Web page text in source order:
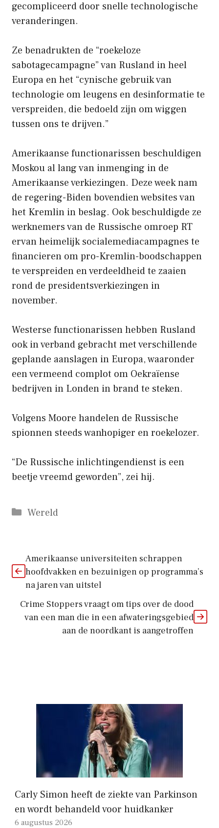
gecompliceerd door snelle technologische
veranderingen.
Ze benadrukten de “roekeloze
sabotagecampagne” van Rusland in heel
Europa en het “cynische gebruik van
technologie om leugens en desinformatie te
verspreiden, die bedoeld zijn om wiggen
tussen ons te drijven.”
Amerikaanse functionarissen beschuldigen
Moskou al lang van inmenging in de
Amerikaanse verkiezingen. Deze week nam
de regering-Biden bovendien websites van
het Kremlin in beslag. Ook beschuldigde ze
werknemers van de Russische omroep RT
ervan heimelijk socialemediacampagnes te
financieren om pro-Kremlin-boodschappen
te verspreiden en verdeeldheid te zaaien
rond de presidentsverkiezingen in
november.
Westerse functionarissen hebben Rusland
ook in verband gebracht met verschillende
geplande aanslagen in Europa, waaronder
een vermeend complot om Oekraïense
bedrijven in Londen in brand te steken.
Volgens Moore handelen de Russische
spionnen steeds wanhopiger en roekelozer.
“De Russische inlichtingendienst is een
beetje vreemd geworden”, zei hij.
Categorieën
Wereld
Amerikaanse universiteiten schrappen
hoofdvakken en bezuinigen op programma’s
na jaren van uitstel
Crime Stoppers vraagt ​​om tips over de dood
van een man die in een afwateringsgebied
aan de noordkant is aangetroffen
Carly Simon heeft de ziekte van Parkinson
en wordt behandeld voor huidkanker
6 augustus 2026